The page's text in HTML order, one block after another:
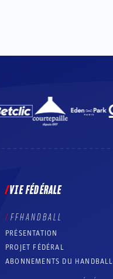
VIE FÉDÉRALE
FFHANDBALL
PRÉSENTATION
PROJET FÉDÉRAL
ABONNEMENTS DU HANDBALL